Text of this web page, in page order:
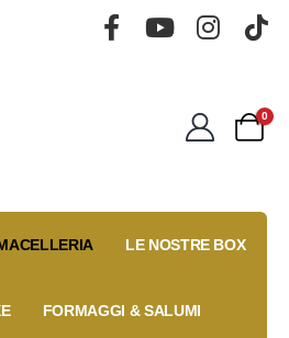
0
LE NOSTRE BOX
FORMAGGI & SALUMI